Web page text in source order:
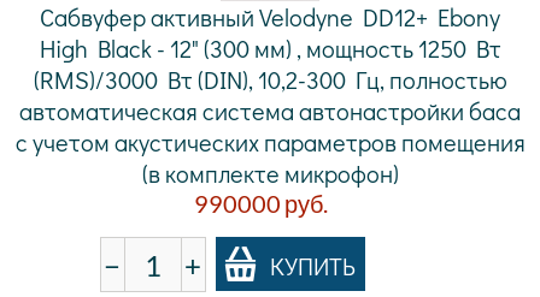
Сабвуфер активный Velodyne DD12+ Ebony
High Black - 12" (300 мм) , мощность 1250 Вт
(RMS)/3000 Вт (DIN), 10,2-300 Гц, полностью
автоматическая система автонастройки баса
с учетом акустических параметров помещения
(в комплекте микрофон)
990000 руб.
− + КУПИТЬ